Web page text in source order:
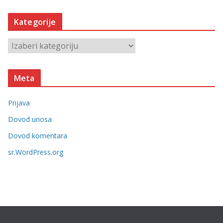
h
v
Kategorije
a
t
o
r
i
e
Meta
Prijava
Dovod unosa
Dovod komentara
sr.WordPress.org